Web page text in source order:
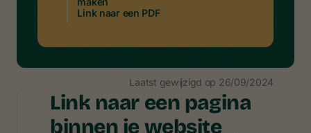
Link naar een PDF
Laatst gewijzigd op 26/09/2024
Link naar een pagina
binnen je website